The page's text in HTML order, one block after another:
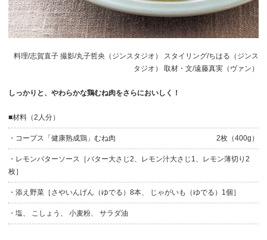
料理/志賀直子 撮影/丸子哲央（ジンスタジオ） スタイリング/ちはる（ジンス
タジオ） 取材・文/遠藤真実（ヴァン）
しっかりと、やわらかな鶏むね肉をさらにおいしく！
■材料（2人分）
・コープス「健康熟成鶏」むね肉 2枚（400g）
・レモンバターソース［バター大さじ2、レモン汁大さじ1、レモン薄切り2
枚］
・添え野菜［さやいんげん（ゆでる）8本、 じゃがいも（ゆでる）1個］
・ 塩、 こしょう、 小麦粉、 サラダ油